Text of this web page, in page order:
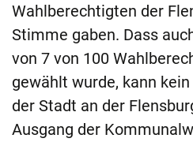
Wahlberechtigten der
Stimme gaben. Dass
von 7 von 100
gewählt wurde, kann
der Stadt an der
Ausgang der